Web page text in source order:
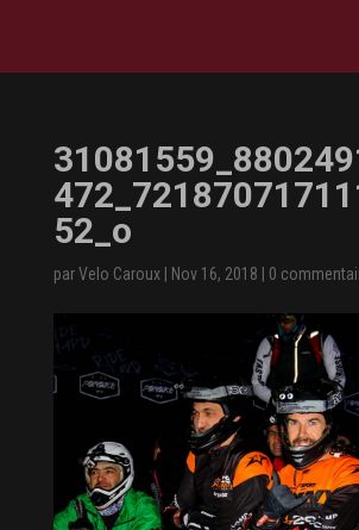
52_o
parVelo Caroux| Nov 16, 2018 0